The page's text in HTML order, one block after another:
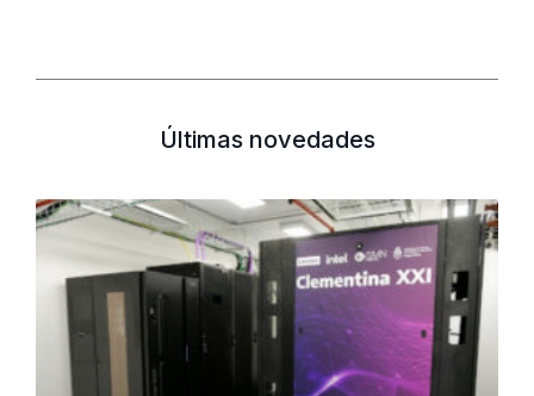
Últimas novedades